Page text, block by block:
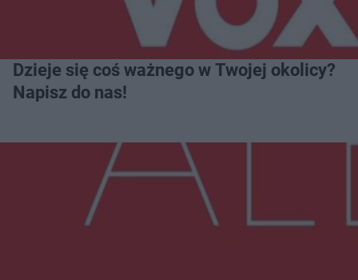
Dzieje się coś ważnego w Twojej okolicy?
Napisz do nas!
Więcej